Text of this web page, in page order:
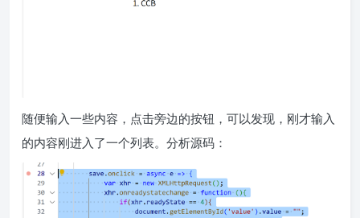
随便输入一些内容，点击旁边的按钮，可以发现，刚才输入
的内容刚进入了一个列表。分析源码：